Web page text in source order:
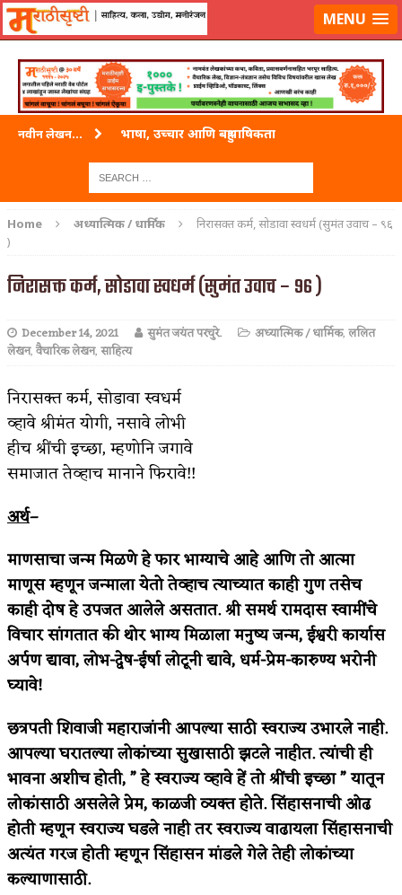
लॉग-इन करा|लेखक नोंदणी कराMENU
नवीन लेखन... भाषा, उच्चार आणि बहुभाषिकता
ताम्र – एक अफलातून धातू (COPPER)
अशी एक कविता लिहू इच्छिते
शपथ
पुस्तके बदलायची आहेत तुम्हाला!
किती घोषणांचा पाऊस होता
कसं हुईन तं हू माय…
आदिवासींचा डॉक्टर, समाजसेवेचा ध्यास : डॉ. राहुल
जोशी
डेंग्यू: ताप उतरला म्हणजे धोका टळला असे नाही!
सुवर्ण – झळाळी
‘अर्थ’पूर्ण हास्य
अष्टपैलू : खंडू रांगणेकर
अपूर्ण कथा
बुडीच खटलं – संयुक्त कुटुंब का गरजेचं?
Home अध्यात्मिक / धार्मिक
निरासक्त कर्म, सोडावा स्वधर्म (सुमंत उवाच – ९६
)
निरासक्त कर्म, सोडावा स्वधर्म (सुमंत उवाच – ९६ )
December 14, 2021 सुमंत जयंत परचुरे. अध्यात्मिक / धार्मिक,ललित
लेखन,वैचारिक लेखन,साहित्य
निरासक्त कर्म, सोडावा स्वधर्म
व्हावे श्रीमंत योगी, नसावे लोभी
हीच श्रींची इच्छा, म्हणोनि जगावे
समाजात तेव्हाच मानाने फिरावे!!
अर्थ–
माणसाचा जन्म मिळणे हे फार भाग्याचे आहे आणि तो आत्मा
माणूस म्हणून जन्माला येतो तेव्हाच त्याच्यात काही गुण तसेच
काही दोष हे उपजत आलेले असतात. श्री समर्थ रामदास स्वामींचे
विचार सांगतात की थोर भाग्य मिळाला मनुष्य जन्म, ईश्वरी कार्यास
अर्पण द्यावा, लोभ-द्वेष-ईर्षा लोटूनी द्यावे, धर्म-प्रेम-कारुण्य भरोनी
घ्यावे!
छत्रपती शिवाजी महाराजांनी आपल्या साठी स्वराज्य उभारले नाही.
आपल्या घरातल्या लोकांच्या सुखासाठी झटले नाहीत. त्यांची ही
भावना अशीच होती, ” हे स्वराज्य व्हावे हें तो श्रींची इच्छा ” यातून
लोकांसाठी असलेले प्रेम, काळजी व्यक्त होते. सिंहासनाची ओढ
होती म्हणून स्वराज्य घडले नाही तर स्वराज्य वाढायला सिंहासनाची
अत्यंत गरज होती म्हणून सिंहासन मांडले गेले तेही लोकांच्या
कल्याणासाठी.